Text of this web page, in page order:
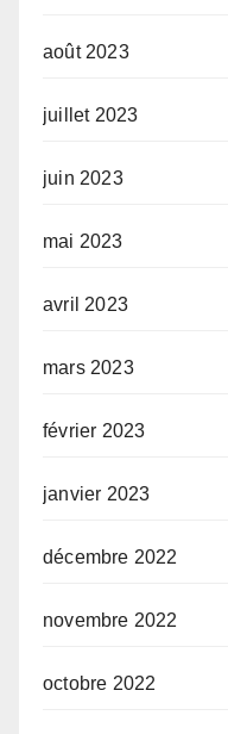
août 2023
juillet 2023
juin 2023
mai 2023
avril 2023
mars 2023
février 2023
janvier 2023
décembre 2022
novembre 2022
octobre 2022